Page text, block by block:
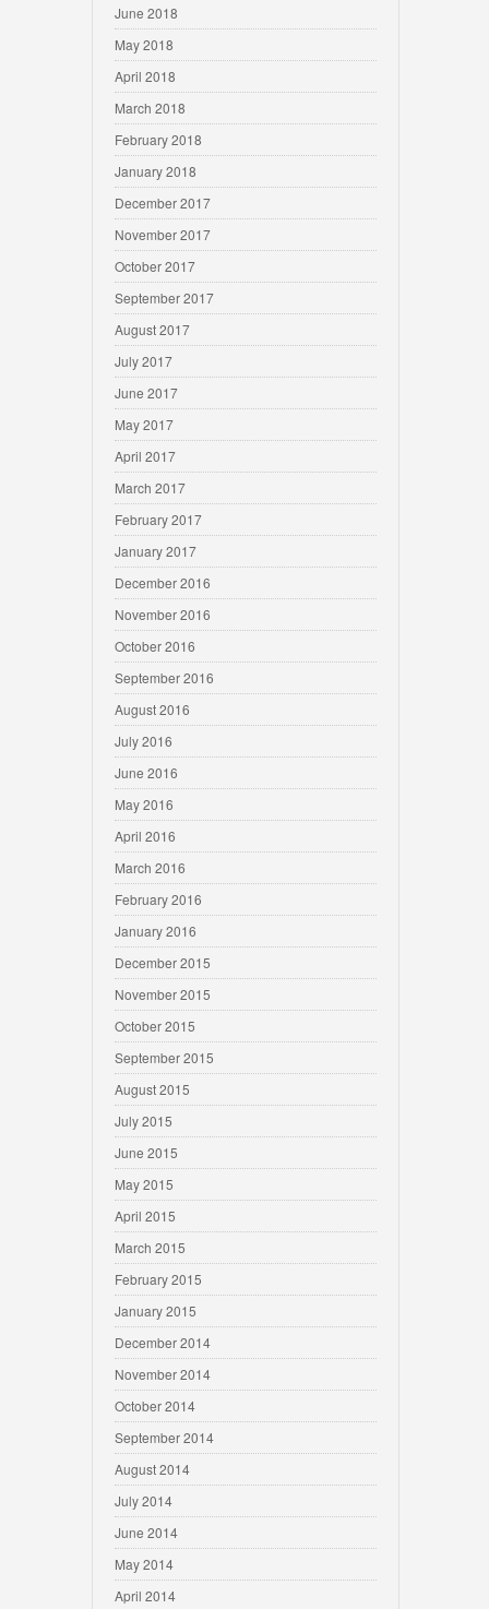
June 2018
May 2018
April 2018
March 2018
February 2018
January 2018
December 2017
November 2017
October 2017
September 2017
August 2017
July 2017
June 2017
May 2017
April 2017
March 2017
February 2017
January 2017
December 2016
November 2016
October 2016
September 2016
August 2016
July 2016
June 2016
May 2016
April 2016
March 2016
February 2016
January 2016
December 2015
November 2015
October 2015
September 2015
August 2015
July 2015
June 2015
May 2015
April 2015
March 2015
February 2015
January 2015
December 2014
November 2014
October 2014
September 2014
August 2014
July 2014
June 2014
May 2014
April 2014